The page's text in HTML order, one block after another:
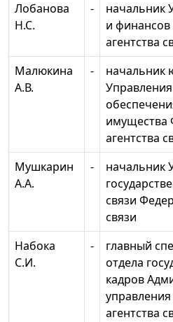
Лобанова
Н.С.
-
начальник
и
агентства
Малюкина
А.В.
-
начальник
имущества
агентства
Мушкарин
А.А.
-
начальник
связи
связи
Набока
С.И.
-
главный
отдела
кадров
агентства